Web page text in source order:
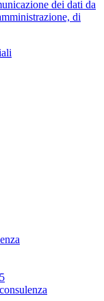
dei dati da
di